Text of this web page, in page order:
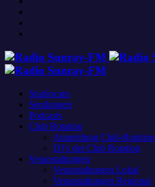
Studiocam
Sendungen
Podcasts
Club Rotation
Anmeldung Club-Rotation
DJ’s der Club Rotation
Veranstaltungen
Veranstaltungen Lokal
Veranstaltungen Regional